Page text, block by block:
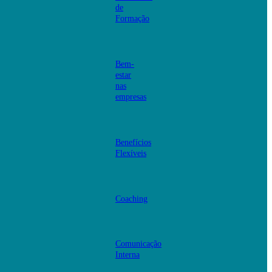
de
Formação
Bem-
estar
nas
empresas
Benefícios
Flexíveis
Coaching
Comunicação
Interna